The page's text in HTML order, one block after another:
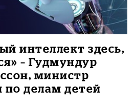
интеллект здесь,
– Гудмундур
министр
по делам детей